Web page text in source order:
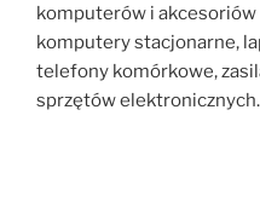
komputerów i akcesoriów
komputery stacjonarne,
telefony komórkowe,
sprzętów elektronicznych.